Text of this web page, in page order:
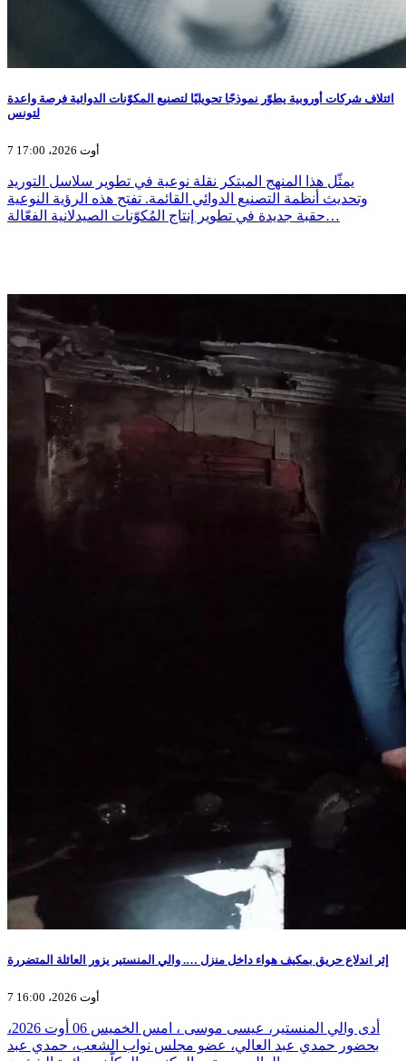
ائتلاف شركات أوروبية يطوّر نموذجًا تحويليًا لتصنيع المكوّنات الدوائية فرصة واعدة
لتونس
7 أوت 2026، 17:00
يمثّل هذا المنهج المبتكر نقلة نوعية في تطوير سلاسل التوريد
وتحديث أنظمة التصنيع الدوائي القائمة. تفتح هذه الرؤية النوعية
حقبة جديدة في تطوير إنتاج المُكوّنات الصيدلانية الفعّالة…
إثر اندلاع حريق بمكيف هواء داخل منزل …. والي المنستير يزور العائلة المتضررة
7 أوت 2026، 16:00
أدى والي المنستير، عيسى موسى ، امس الخميس 06 أوت 2026،
بحضور حمدي عبد العالي، عضو مجلس نواب الشعب، حمدي عبد